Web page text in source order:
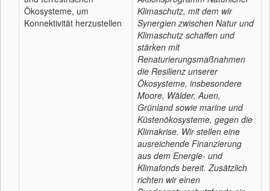
Ökosysteme, um
Konnektivität herzustellen
Klimaschutz, mit dem wir
Synergien zwischen Natur und
Klimaschutz schaffen und
stärken mit
Renaturierungsmaßnahmen
die Resilienz unserer
Ökosysteme, insbesondere
Moore, Wälder, Auen,
Grünland sowie marine und
Küstenökosysteme, gegen die
Klimakrise. Wir stellen eine
ausreichende Finanzierung
aus dem Energie- und
Klimafonds bereit. Zusätzlich
richten wir einen